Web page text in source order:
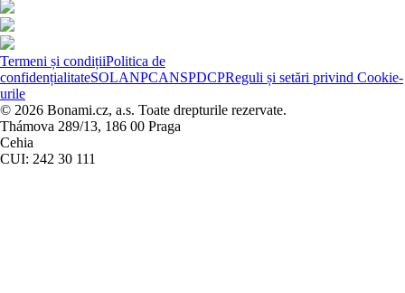
Termeni și condițiiPolitica de
confidențialitateSOLANPCANSPDCPReguli și setări privind Cookie-
urile
© 2026 Bonami.cz, a.s. Toate drepturile rezervate.
Thámova 289/13, 186 00 Praga
Cehia
CUI: 242 30 111